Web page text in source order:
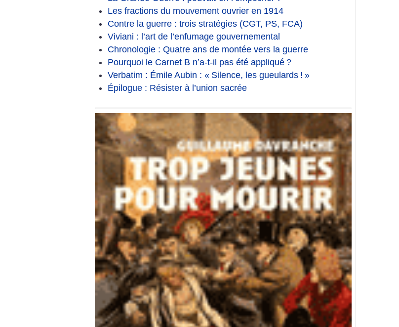
Les fractions du mouvement ouvrier en 1914
Contre la guerre : trois stratégies (CGT, PS, FCA)
Viviani : l’art de l’enfumage gouvernemental
Chronologie : Quatre ans de montée vers la guerre
Pourquoi le Carnet B n’a-t-il pas été appliqué ?
Verbatim : Émile Aubin : « Silence, les gueulards ! »
Épilogue : Résister à l’union sacrée